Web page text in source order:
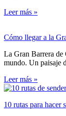
Leer más »
Cómo llegar a la
La Gran Barrera de
mundo. Un paisaje
Leer más »
10 rutas para hacer